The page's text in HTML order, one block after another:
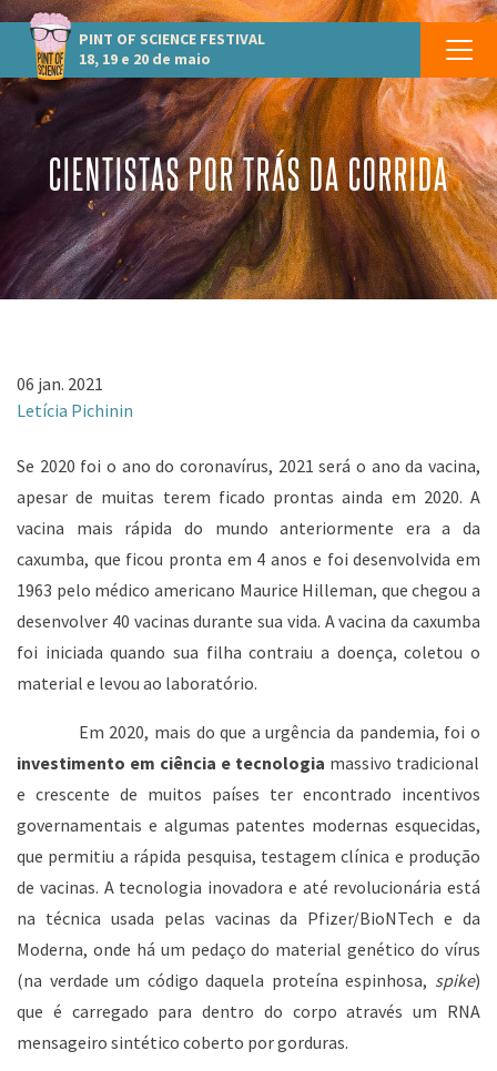
PINT OF SCIENCE FESTIVAL
18, 19 e 20 de maio
CIENTISTAS POR TRÁS DA CORRIDA
06 jan. 2021
Letícia Pichinin
Se 2020 foi o ano do coronavírus, 2021 será o ano da vacina,
apesar de muitas terem ficado prontas ainda em 2020. A
vacina mais rápida do mundo anteriormente era a da
caxumba, que ficou pronta em 4 anos e foi desenvolvida em
1963 pelo médico americano Maurice Hilleman, que chegou a
desenvolver 40 vacinas durante sua vida. A vacina da caxumba
foi iniciada quando sua filha contraiu a doença, coletou o
material e levou ao laboratório.
Em 2020, mais do que a urgência da pandemia, foi o
investimento em ciência e tecnologia massivo tradicional
e crescente de muitos países ter encontrado incentivos
governamentais e algumas patentes modernas esquecidas,
que permitiu a rápida pesquisa, testagem clínica e produção
de vacinas. A tecnologia inovadora e até revolucionária está
na técnica usada pelas vacinas da Pfizer/BioNTech e da
Moderna, onde há um pedaço do material genético do vírus
(na verdade um código daquela proteína espinhosa, spike)
que é carregado para dentro do corpo através um RNA
mensageiro sintético coberto por gorduras.